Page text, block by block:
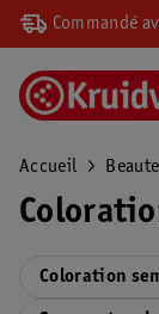
Commandé
Accueil Beaute
Coloration